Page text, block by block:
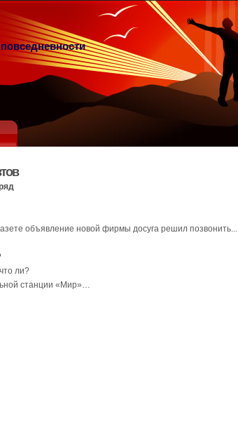
объявление новой фирмы досуга решил позвонить...
ли?
станции «Мир»…